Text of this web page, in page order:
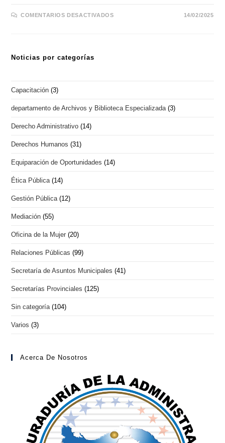
COMENTARIOS DESACTIVADOS 14/02/2025
Noticias por categorías
Capacitación (3)
departamento de Archivos y Biblioteca Especializada (3)
Derecho Administrativo (14)
Derechos Humanos (31)
Equiparación de Oportunidades (14)
Ética Pública (14)
Gestión Pública (12)
Mediación (55)
Oficina de la Mujer (20)
Relaciones Públicas (99)
Secretaría de Asuntos Municipales (41)
Secretarías Provinciales (125)
Sin categoría (104)
Varios (3)
Acerca De Nosotros